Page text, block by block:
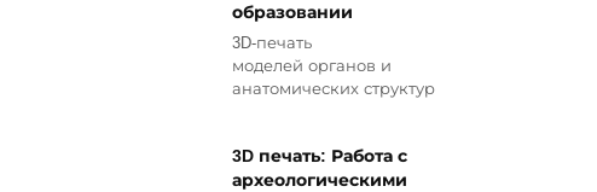
образовании
3D-печать
моделей органов и
анатомических структур
3D печать: Работа с
археологическими